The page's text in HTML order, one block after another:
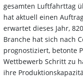
gesamten Luftfahrttag
hat aktuell einen
erwartet dieses Jahr,
Branche hat sich nach
prognostiziert, betonte
Wettbewerb Schritt zu
ihre